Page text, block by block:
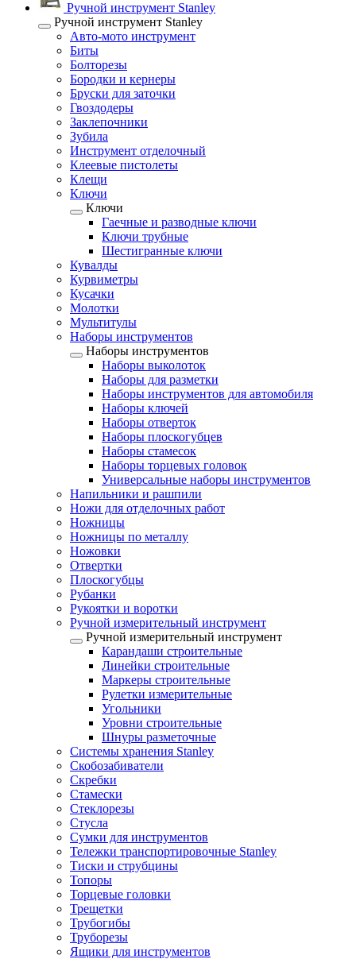
Ручной инструмент Stanley
Ручной инструмент Stanley
Авто-мото инструмент
Биты
Болторезы
Бородки и кернеры
Бруски для заточки
Гвоздодеры
Заклепочники
Зубила
Инструмент отделочный
Клеевые пистолеты
Клещи
Ключи
Ключи
Гаечные и разводные ключи
Ключи трубные
Шестигранные ключи
Кувалды
Курвиметры
Кусачки
Молотки
Мультитулы
Наборы инструментов
Наборы инструментов
Наборы выколоток
Наборы для разметки
Наборы инструментов для автомобиля
Наборы ключей
Наборы отверток
Наборы плоскогубцев
Наборы стамесок
Наборы торцевых головок
Универсальные наборы инструментов
Напильники и рашпили
Ножи для отделочных работ
Ножницы
Ножницы по металлу
Ножовки
Отвертки
Плоскогубцы
Рубанки
Рукоятки и воротки
Ручной измерительный инструмент
Ручной измерительный инструмент
Карандаши строительные
Линейки строительные
Маркеры строительные
Рулетки измерительные
Угольники
Уровни строительные
Шнуры разметочные
Системы хранения Stanley
Скобозабиватели
Скребки
Стамески
Стеклорезы
Стусла
Сумки для инструментов
Тележки транспортировочные Stanley
Тиски и струбцины
Топоры
Торцевые головки
Трещетки
Трубогибы
Труборезы
Ящики для инструментов